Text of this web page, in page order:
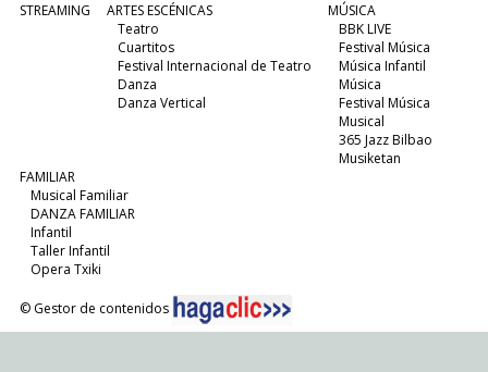
STREAMING
ARTES ESCÉNICAS
Teatro
Cuartitos
Festival Internacional de Teatro
Danza
Danza Vertical
MÚSICA
BBK LIVE
Festival Música
Música Infantil
Música
Festival Música
Musical
365 Jazz Bilbao
Musiketan
FAMILIAR
Musical Familiar
DANZA FAMILIAR
Infantil
Taller Infantil
Opera Txiki
© Gestor de contenidos